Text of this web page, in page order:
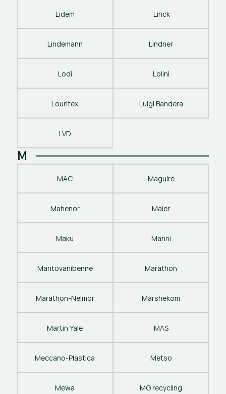
Lidem Linck
Lindemann Lindner
Lodi Lolini
Louritex Luigi Bandera
LVD
M
MAC Maguire
Mahenor Maier
Maku Manni
Mantovanibenne Marathon
Marathon-Nelmor Marshekom
Martin Yale MAS
Meccano-Plastica Metso
Mewa MG recycling